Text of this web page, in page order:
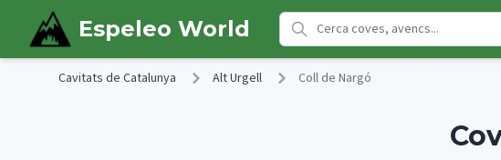
Skip to main content
Espeleo World
Cavitats de Catalunya Alt Urgell Coll de Nargó